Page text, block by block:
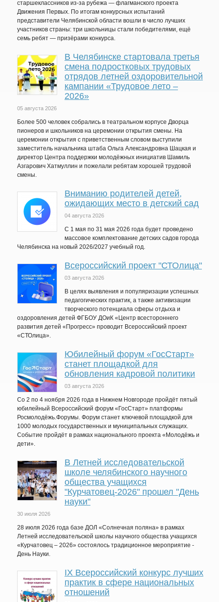
старшеклассников из-за рубежа — флагманского проекта
Движения Первых. По итогам конкурсных испытаний
представители Челябинской области вошли в число лучших
участников страны: три школьницы стали победителями, ещё
семь ребят — призёрами конкурса.
В Челябинске стартовала третья
смена подростковых трудовых
отрядов летней оздоровительной
кампании «Трудовое лето –
2026»
05 августа 2026
Более 500 человек собрались в театральном корпусе Дворца
пионеров и школьников на церемонии открытия смены. На
церемонии открытия с приветственным словом выступили
заместитель начальника штаба Ольга Александровна Шацкая и
директор Центра поддержки молодёжных инициатив Шамиль
Азгарович Хатмуллин и пожелали ребятам хорошей трудовой
смены.
Вниманию родителей детей,
ожидающих место в детский сад
04 августа 2026
C 1 мая по 31 мая 2026 года будет проведено
массовое комплектование детских садов города
Челябинска на новый 2026/2027 учебный год.
Всероссийский проект "СТОлица"
03 августа 2026
В целях выявления и популяризации успешных
педагогических практик, а также активизации
творческого потенциала сферы отдыха и
оздоровления детей ФГБОУ ДОиК «Центр всестороннего
развития детей «Прогресс» проводит Всероссийский проект
«СТОлица».
Юбилейный форум «ГосСтарт»
станет площадкой для
обновления кадровой политики
03 августа 2026
Со 2 по 4 ноября 2026 года в Нижнем Новгороде пройдёт пятый
юбилейный Всероссийский форум «ГосСтарт» платформы
Росмолодёжь.Форумы. Форум станет ключевой площадкой для
1000 молодых государственных и муниципальных служащих.
Событие пройдёт в рамках национального проекта «Молодёжь и
дети».
В Летней исследовательской
школе челябинского научного
общества учащихся
"Курчатовец-2026" прошел "День
науки"
30 июля 2026
28 июля 2026 года базе ДОЛ «Солнечная поляна» в рамках
Летней исследовательской школы научного общества учащихся
«Курчатовец – 2026» состоялось традиционное мероприятие -
День Науки.
IХ Всероссийский конкурс лучших
практик в сфере национальных
отношений